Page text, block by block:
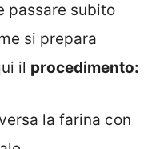
passare subito
si prepara
il procedimento:
la farina con